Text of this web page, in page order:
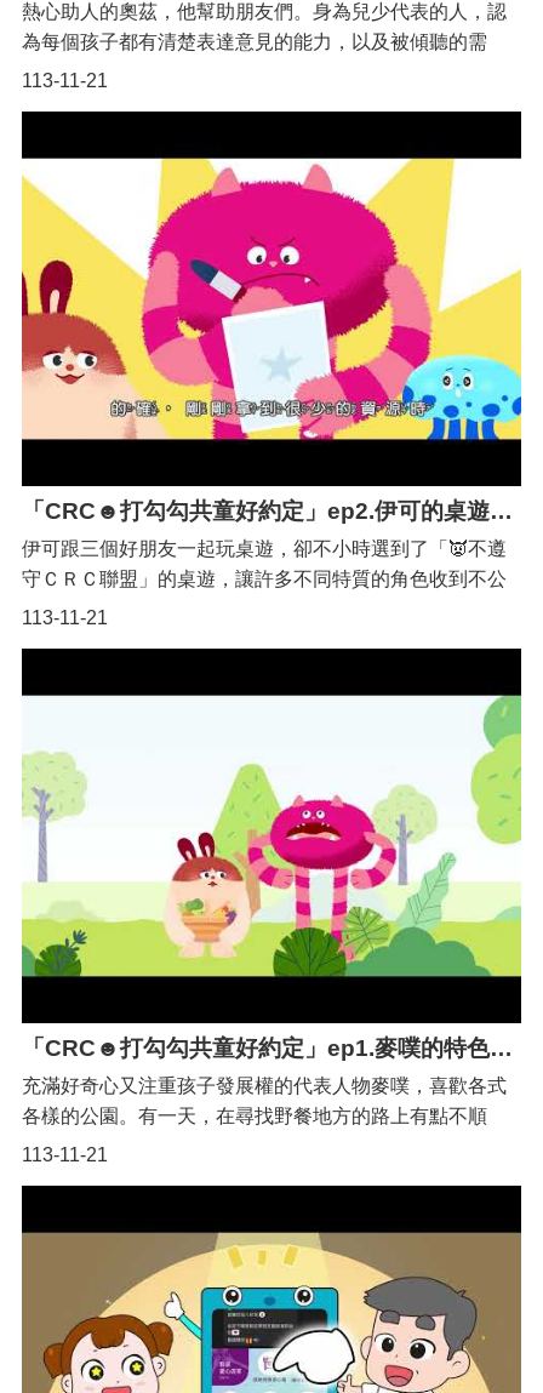
113-11-21
熱心助人的奧茲，他幫助朋友們。身為兒少代表的人，認
為每個孩子都有清楚表達意見的能力，以及被傾聽的需
要，而且這些想法跟感受，都應該受到重視，這是最重要
色 伊可✿代表「發展權及休閒權」的卡其色 麥噗✿代表
「最佳利益原則」的草綠色 蒂奇✿
「CRC☻打勾勾共童好約定」ep2.伊可的桌遊（桃園Q萌宣傳大使初登場!!）
113-11-21
伊可跟三個好朋友一起玩桌遊，卻不小時選到了「👿不遵
守ＣＲＣ聯盟」的桌遊，讓許多不同特質的角色收到不公
平的起始條件，這時最講求公平的伊可主持改起了遊戲規
表「禁止歧視原則」的粉紅色 伊可✿代表「發展權及休
閒權」的卡其色 麥噗✿代表「兒童表達意見權利」的藍
色奧茲✿代表「最佳利益原則」的草綠色 蒂奇✿
「CRC☻打勾勾共童好約定」ep1.麥噗的特色公園（桃園Q萌宣傳大使初登場!!）
113-11-21
充滿好奇心又注重孩子發展權的代表人物麥噗，喜歡各式
各樣的公園。有一天，在尋找野餐地方的路上有點不順
利，他覺得要讓大家都可以開心地一起玩耍，就是要找大
其色 麥噗✿代表「兒童表達意見權利」的藍色 奧茲✿代
表「禁止歧視原則」的粉紅色 伊可✿代表「最佳利益原
則」的草綠色 蒂奇✿